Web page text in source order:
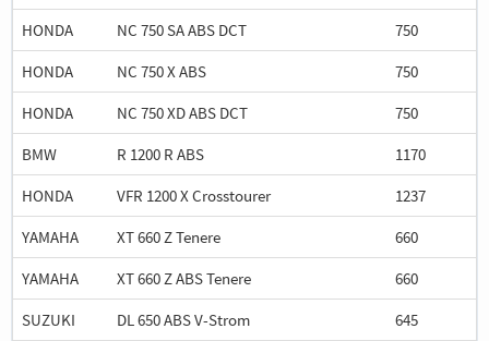
HONDA
NC 750 SA ABS DCT
750
HONDA
NC 750 X ABS
750
HONDA
NC 750 XD ABS DCT
750
BMW
R 1200 R ABS
1170
HONDA
VFR 1200 X Crosstourer
1237
YAMAHA
XT 660 Z Tenere
660
YAMAHA
XT 660 Z ABS Tenere
660
SUZUKI
DL 650 ABS V-Strom
645